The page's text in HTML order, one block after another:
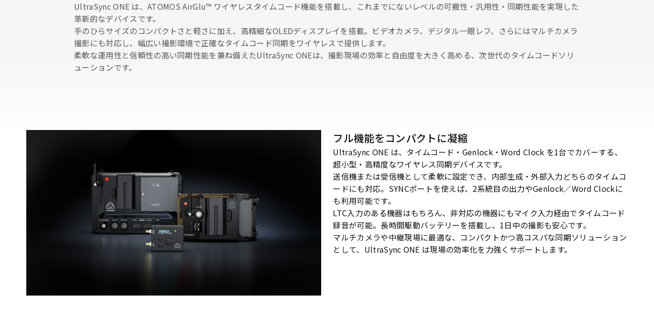
UltraSync ONE は、ATOMOS AirGlu™ ワイヤレスタイムコード機能を搭載し、これまでにないレベルの可搬性・汎用性・同期性能を実現した
革新的なデバイスです。
手のひらサイズのコンパクトさと軽さに加え、高精細なOLEDディスプレイを搭載。ビデオカメラ、デジタル一眼レフ、さらにはマルチカメラ
撮影にも対応し、幅広い撮影環境で正確なタイムコード同期をワイヤレスで提供します。
柔軟な運用性と信頼性の高い同期性能を兼ね備えたUltraSync ONEは、撮影現場の効率と自由度を大きく高める、次世代のタイムコードソリ
ューションです。
フル機能をコンパクトに凝縮
UltraSync ONE は、タイムコード・Genlock・Word Clock を1台でカバーする、
超小型・高精度なワイヤレス同期デバイスです。
送信機または受信機として柔軟に設定でき、内部生成・外部入力どちらのタイムコ
ードにも対応。SYNCポートを使えば、2系統目の出力やGenlock／Word Clockに
も利用可能です。
LTC入力のある機器はもちろん、非対応の機器にもマイク入力経由でタイムコード
録音が可能。長時間駆動バッテリーを搭載し、1日中の撮影も安心です。
マルチカメラや中継現場に最適な、コンパクトかつ高コスパな同期ソリューション
として、UltraSync ONE は現場の効率化を力強くサポートします。